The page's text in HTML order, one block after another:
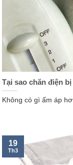
Tại sao chăn điện
Không có gì ấm áp
19
Th3